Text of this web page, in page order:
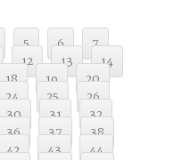
5 6
7
12 13
14
18 19
20
24 25
26
30 31
32
36 37
38
42 43
44